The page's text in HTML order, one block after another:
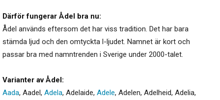
Därför fungerar Ådel bra nu:
Ådel används eftersom det har viss tradition. Det har bara
stämda ljud och den omtyckta l-ljudet. Namnet är kort och
passar bra med namntrenden i Sverige under 2000-talet.
Varianter av Ådel:
Aada, Aadel, Adela, Adelaide, Adele, Adelen, Adelheid, Adelia,